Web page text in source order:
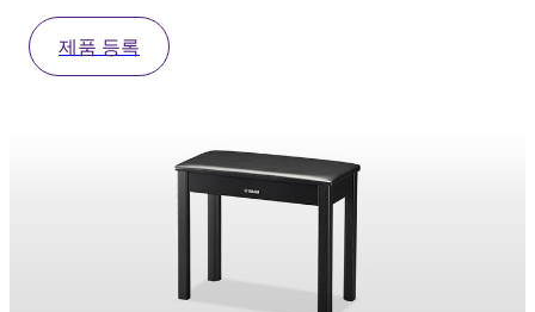
제품 등록